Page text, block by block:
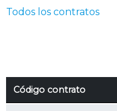
Todos los contratos
Código contrato